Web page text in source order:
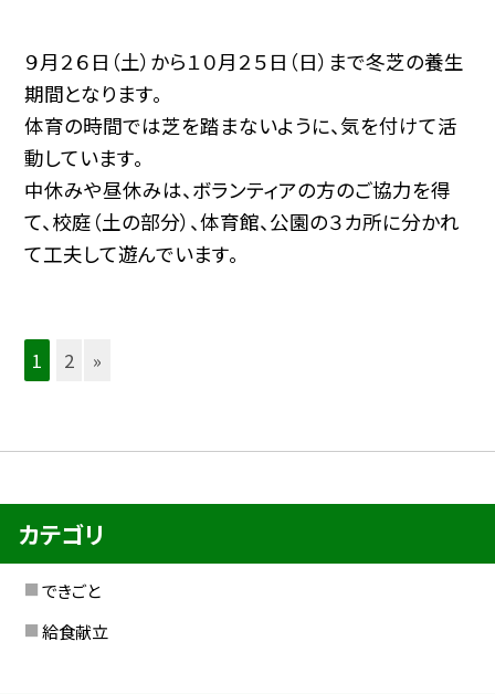
９月２６日（土）から１０月２５日（日）まで冬芝の養生
期間となります。
体育の時間では芝を踏まないように、気を付けて活
動しています。
中休みや昼休みは、ボランティアの方のご協力を得
て、校庭（土の部分）、体育館、公園の３カ所に分かれ
て工夫して遊んでいます。
1 2 »
カテゴリ
できごと
給食献立